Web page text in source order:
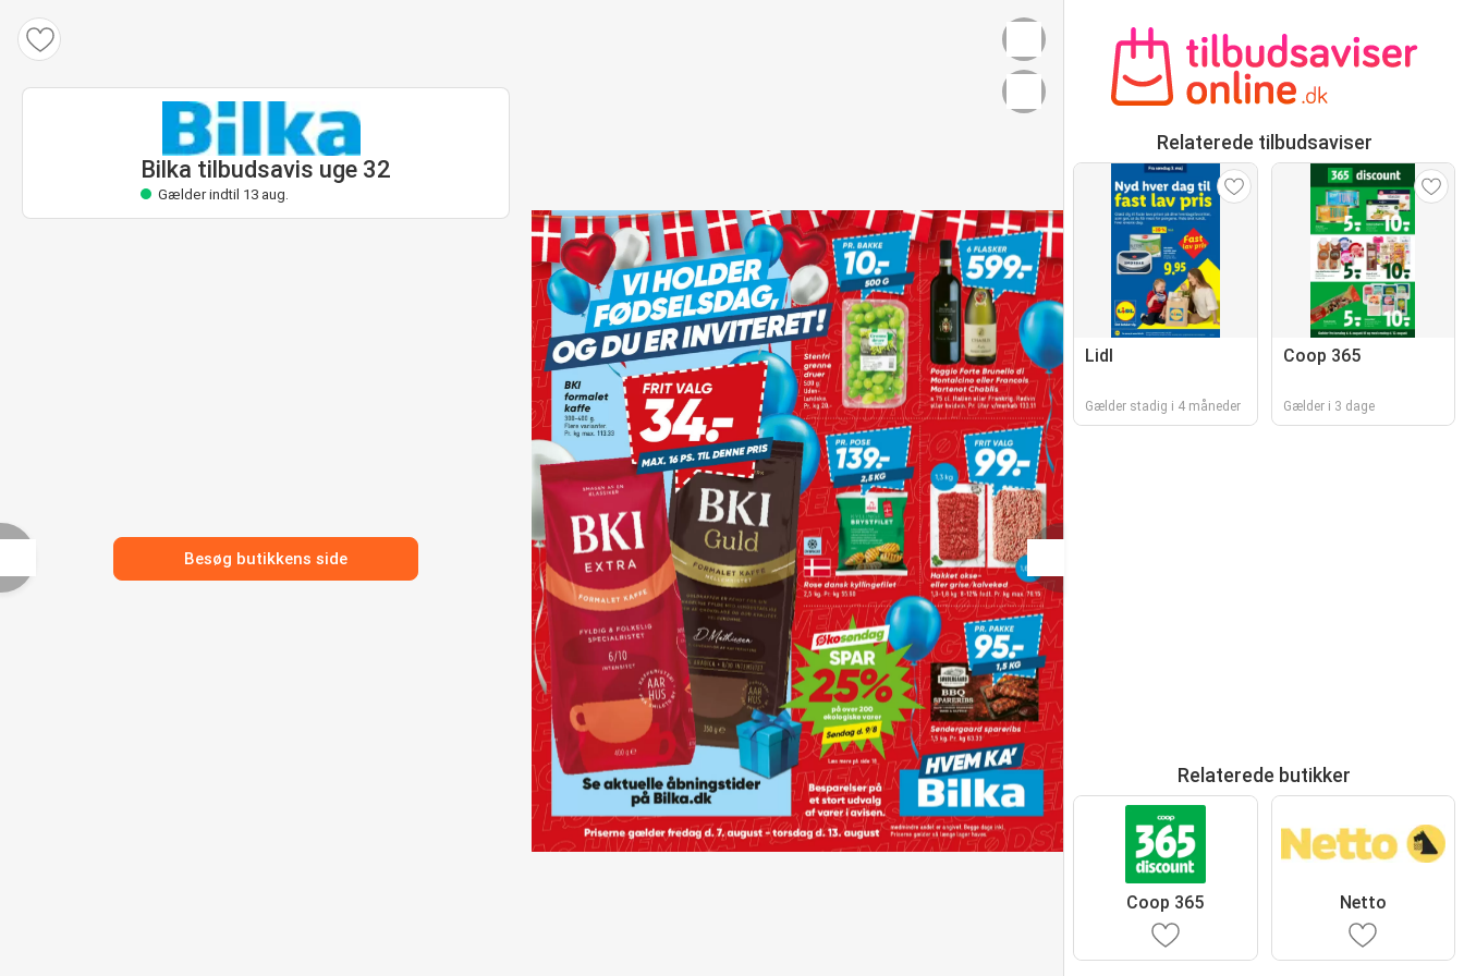
Bilka tilbudsavis uge 32
Gælder indtil 13 aug.
Besøg butikkens side
Relaterede tilbudsaviser
Lidl
Gælder stadig i 4 måneder
Coop 365
Gælder i 3 dage
Relaterede butikker
Coop 365 Netto